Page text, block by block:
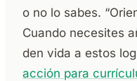
o no lo sabes.
Cuando necesites
den vida a estos
acción para